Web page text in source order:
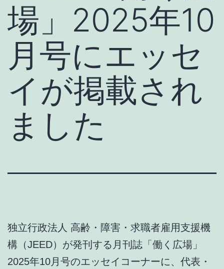
場」2025年10
月号にエッセ
イが掲載され
ました
独立行政法人 高齢・障害・求職者雇用支援機
構（JEED）が発刊する月刊誌「働く広場」
2025年10月号のエッセイコーナーに、代表・